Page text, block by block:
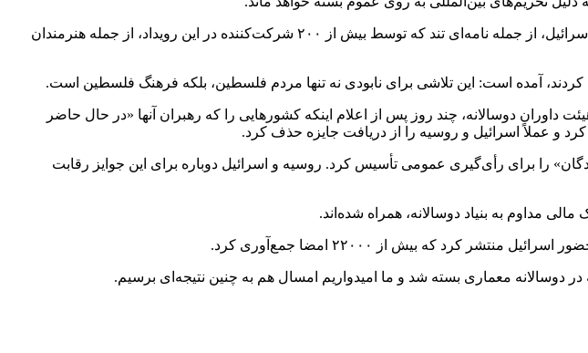
این اعتراض برنامه‌ریزی‌شده پس از ماه‌ها فعالیت در مخالفت با تصمیم دوسالانه برای میزبانی از غرفه ملی اسرائیل، از جمله نامه‌ای تند که توسط بیش از ۲۰۰ شرکت‌کننده در این رویداد، از جمله هنرمندان
دوسالانه، چند روز پس از اعلام اینکه کشورهایی را که رهبران آنها «در حال حاضر
و عملاً اسرائیل و روسیه را از دریافت جایزه حذف کرد.
را برای رأی‌گیری عمومی تأسیس کرد. روسیه و اسرائیل دوباره برای این جوایز رقابت
مداوم به بنیاد دوسالانه، همراه شده‌اند.